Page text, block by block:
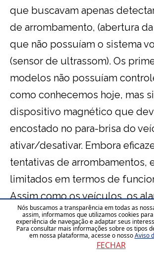
que buscavam apenas
de arrombamento, (abertura
que não possuíam o sistema
(sensor de ultrassom). Os
modelos não possuíam
como conhecemos hoje, mas
dispositivo magnético que
encostado no para-brisa do
ativar/desativar. Embora
tentativas de arrombamentos,
limitados em termos de
Assim como os veículos, os
ficaram para trás em
tiveram uma enorme
oferecer opções de segurança
Nós buscamos a transparência em todas as
assim, informamos que utilizamos cookies
experiência de navegação e adaptar seus
Para consultar mais informações sobre os tipos
em nossa plataforma, acesse o nossoAviso
FECHAR